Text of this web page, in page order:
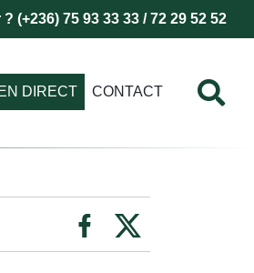
(+236) 75 93 33 33 / 72 29 52 52
DIRECT CONTACT